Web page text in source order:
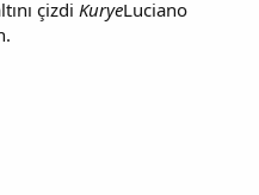
çizdi KuryeLuciano